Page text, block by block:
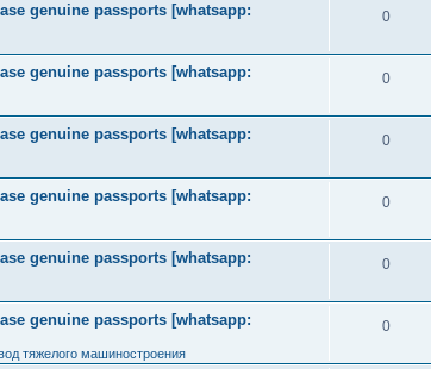
genuine passports [whatsapp:
0
genuine passports [whatsapp:
0
genuine passports [whatsapp:
0
genuine passports [whatsapp:
0
genuine passports [whatsapp:
0
genuine passports [whatsapp:
тяжелого машиностроения
0